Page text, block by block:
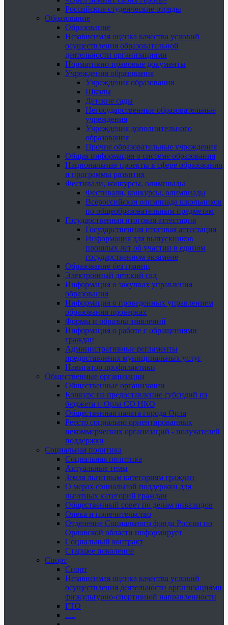
Российские студенческие отряды
Образование
Образование
Независимая оценка качества условий
осуществления образовательной
деятельности организациями
Нормативно-правовые документы
Учреждения образования
Учреждения образования
Школы
Детские сады
Негосударственные образовательные
учреждения
Учреждения дополнительного
образования
Прочие образовательные учреждения
Общая информация о системе образования
Национальные проекты в сфере образования
и программы развития
Фестивали, конкурсы, олимпиады
Фестивали, конкурсы, олимпиады
Всероссийская олимпиада школьников
по общеобразовательным предметам
Государственная итоговая аттестация
Государственная итоговая аттестация
Информация для выпускников
прошлых лет об участии в едином
государственном экзамене
Образование без границ
Электронный детский сад
Информация о закупках управления
образования
Информация о проведенных управлением
образования проверках
Формы и образцы заявлений
Информация о работе с обращениями
граждан
Административные регламенты
предоставления муниципальных услуг
Навигатор профилактики
Общественные организации
Общественные организации
Конкурс на предоставление субсидий из
бюджета г. Орла СО НКО
Общественная палата города Орла
Реестр социально ориентированных
некоммерческих организаций - получателей
поддержки
Социальная политика
Социальная политика
Актуальные темы
Земля льготным категориям граждан
О мерах социальной поддержки для
льготных категорий граждан
Общественный совет по делам инвалидов
Опека и попечительство
Отделение Социального фонда России по
Орловской области информирует
Социальный контракт
Старшее поколение
Спорт
Спорт
Независимая оценка качества условий
осуществления деятельности организациями
физкультурно-спортивной направленности
ГТО
.....